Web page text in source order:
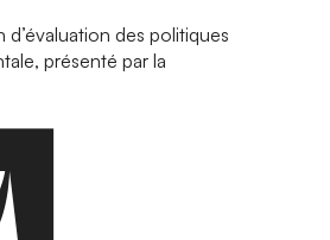
d’évaluation des politiques
présenté par la